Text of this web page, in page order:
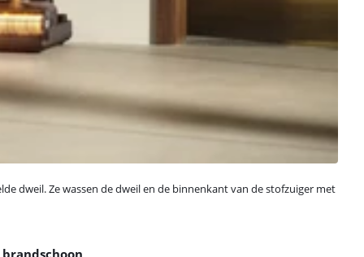
dweil. Ze wassen de dweil en de binnenkant van de stofzuiger met